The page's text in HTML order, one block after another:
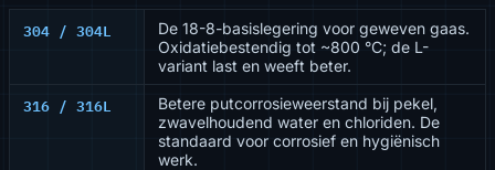
304 / 304L
De 18-8-basislegering voor geweven gaas.
Oxidatiebestendig tot ~800 °C; de L-
variant last en weeft beter.
316 / 316L
Betere putcorrosieweerstand bij pekel,
zwavelhoudend water en chloriden. De
standaard voor corrosief en hygiënisch
werk.